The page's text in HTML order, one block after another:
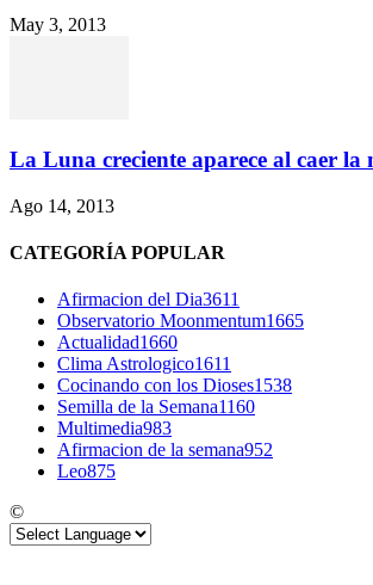
May 3, 2013
La Luna creciente aparece al caer la
Ago 14, 2013
CATEGORÍA POPULAR
Afirmacion del Dia3611
Observatorio Moonmentum1665
Actualidad1660
Clima Astrologico1611
Cocinando con los Dioses1538
Semilla de la Semana1160
Multimedia983
Afirmacion de la semana952
Leo875
©